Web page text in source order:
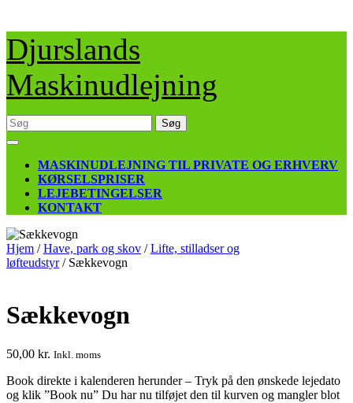
Skip
content
Djurslands
Maskinudlejning
Søg
efter:
Open
ButtonMASKINUDLEJNING TIL PRIVATE OG ERHVERV
KØRSELSPRISER
LEJEBETINGELSER
KONTAKT
CLOSE
BUTTON
Hjem /Have, park og skov /Lifte, stilladser og
løfteudstyr/ Sækkevogn
Sækkevogn
50,00 kr. Inkl. moms
Book direkte i kalenderen herunder – Tryk på den ønskede lejedato
og klik ”Book nu” Du har nu tilføjet den til kurven og mangler blot